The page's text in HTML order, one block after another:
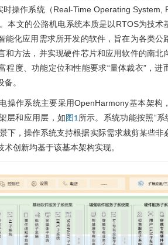
操作系统（Real-Time Operating System,
本文的公路机电系统本质是以RTOS为技术
能化应用需求所开发的软件，旨在为各类公
和方法，并实现硬件芯片和应用软件的南北
程度、功能定位和性能要求“量体裁衣”，进
。
操作系统主要采用OpenHarmony基本架构
层和应用层，如 图1所示。系统功能按照“系
下，操作系统支持根据实际需求裁剪某些非
创新均基于该基本架构实现。